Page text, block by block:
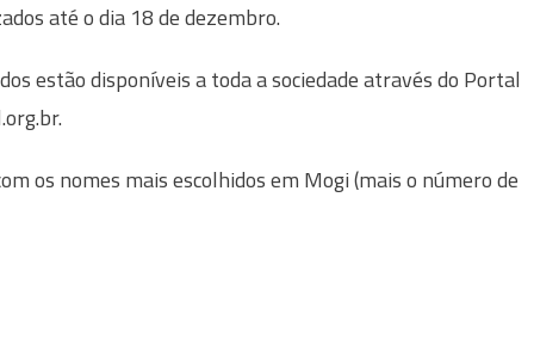
até o dia 18 de dezembro.
estão disponíveis a toda a sociedade através do Portal
os nomes mais escolhidos em Mogi (mais o número de